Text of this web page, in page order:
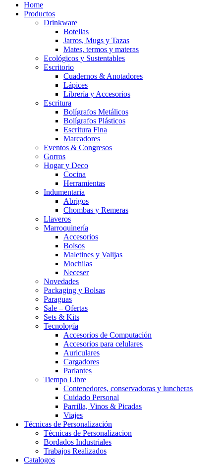
Home
Productos
Drinkware
Botellas
Jarros, Mugs y Tazas
Mates, termos y materas
Ecológicos y Sustentables
Escritorio
Cuadernos & Anotadores
Lápices
Librería y Accesorios
Escritura
Bolígrafos Metálicos
Bolígrafos Plásticos
Escritura Fina
Marcadores
Eventos & Congresos
Gorros
Hogar y Deco
Cocina
Herramientas
Indumentaria
Abrigos
Chombas y Remeras
Llaveros
Marroquinería
Accesorios
Bolsos
Maletines y Valijas
Mochilas
Neceser
Novedades
Packaging y Bolsas
Paraguas
Sale – Ofertas
Sets & Kits
Tecnología
Accesorios de Computación
Accesorios para celulares
Auriculares
Cargadores
Parlantes
Tiempo Libre
Contenedores, conservadoras y luncheras
Cuidado Personal
Parrilla, Vinos & Picadas
Viajes
Técnicas de Personalización
Técnicas de Personalizacion
Bordados Industriales
Trabajos Realizados
Catalogos